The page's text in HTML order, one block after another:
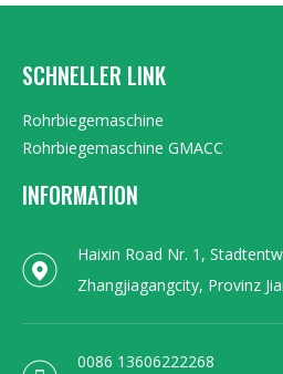
SCHNELLER LINK
Rohrbiegemaschine
Rohrbiegemaschine GMACC
INFORMATION
Haixin Road Nr. 1,
Zhangjiagangcity, Provinz
0086 13606222268